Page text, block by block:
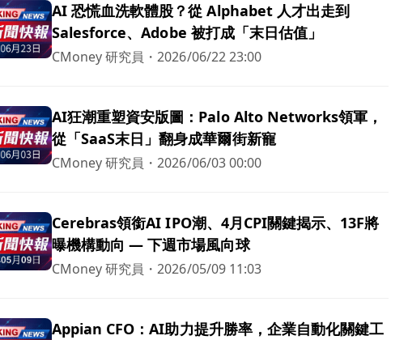
AI 恐慌血洗軟體股？從 Alphabet 人才出走到
Salesforce、Adobe 被打成「末日估值」
CMoney 研究員 ・2026/06/22 23:00
AI狂潮重塑資安版圖：Palo Alto Networks領軍，
從「SaaS末日」翻身成華爾街新寵
CMoney 研究員 ・2026/06/03 00:00
Cerebras領銜AI IPO潮、4月CPI關鍵揭示、13F將
曝機構動向 — 下週市場風向球
CMoney 研究員 ・2026/05/09 11:03
Appian CFO：AI助力提升勝率，企業自動化關鍵工